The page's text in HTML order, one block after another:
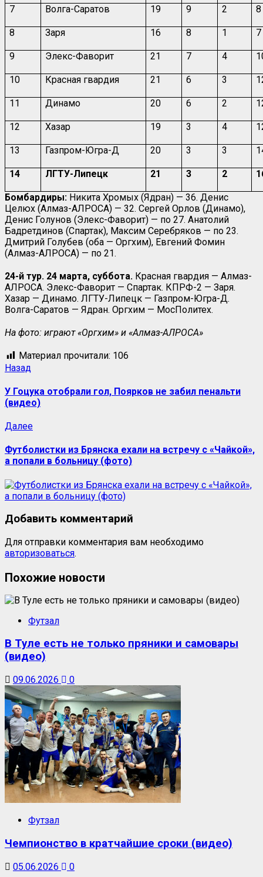
7 Волга-Саратов 19 9 2 8
8 Заря 16 8 1 7
9 Элекс-Фаворит 21 7 4
10 Красная гвардия 21 6 3
11 Динамо 20 6 2
12 Хазар 19 3 4
13 Газпром-Югра-Д 20 3 3
14 ЛГТУ-Липецк 21 3 2
Бомбардиры: Никита Хромых (Ядран) — 36. Денис
Целюх (Алмаз-АЛРОСА) — 32. Сергей Орлов (Динамо),
Денис Голунов (Элекс-Фаворит) — по 27. Анатолий
Бадретдинов (Спартак), Максим Серебряков — по 23.
Дмитрий Голубев (оба — Оргхим), Евгений Фомин
(Алмаз-АЛРОСА) — по 21.
24-й тур. 24 марта, суббота. Красная гвардия — Алмаз-
АЛРОСА. Элекс-Фаворит — Спартак. КПРФ-2 — Заря.
Хазар — Динамо. ЛГТУ-Липецк — Газпром-Югра-Д.
Волга-Саратов — Ядран. Оргхим — МосПолитех.
На фото: играют «Оргхим» и «Алмаз-АЛРОСА»
Материал прочитали: 106
Навигация
записи
Назад
У Гоцука отобрали гол, Поярков не забил пенальти
(видео)
ДалееСледующая
Футболистки из Брянска ехали на встречу с «Чайкой»,
а попали в больницу (фото)
Добавить комментарий
Для отправки комментария вам необходимо
авторизоваться.
Похожие новости
Футзал
В Туле есть не только пряники и самовары
(видео)
09.06.2026 0
Футзал
Чемпионство в кратчайшие сроки (видео)
05.06.2026 0